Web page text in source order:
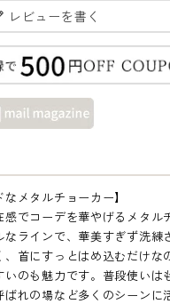
レビューを書く
メタルチョーカー】
でコーデを華やげるメタル
ラインで、華美すぎず洗練
首にすっとはめ込むだけな
のも魅力です。普段使いは
れの場など多くのシーンに